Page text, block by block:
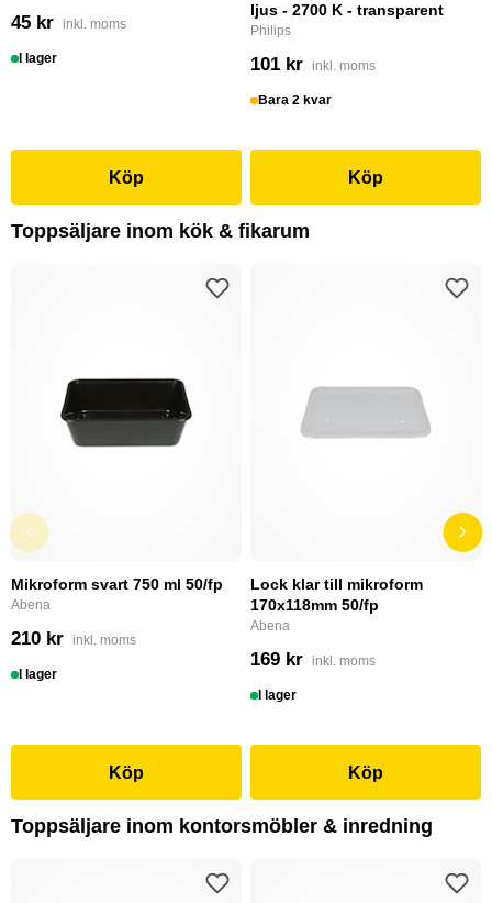
45 kr inkl. moms
I lager
Köp
ljus - 2700 K - transparent
Philips
101 kr inkl. moms
Bara 2 kvar
Köp
Toppsäljare inom kök & fikarum
Mikroform svart 750 ml 50/fp
Abena
210 kr inkl. moms
I lager
Köp
Lock klar till mikroform
170x118mm 50/fp
Abena
169 kr inkl. moms
I lager
Köp
Toppsäljare inom kontorsmöbler & inredning